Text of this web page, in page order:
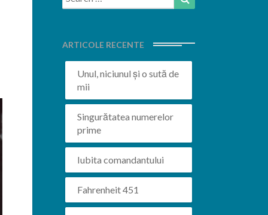
for:
ARTICOLE RECENTE
Unul, niciunul și o sută de
mii
Singurătatea numerelor
prime
Iubita comandantului
Fahrenheit 451